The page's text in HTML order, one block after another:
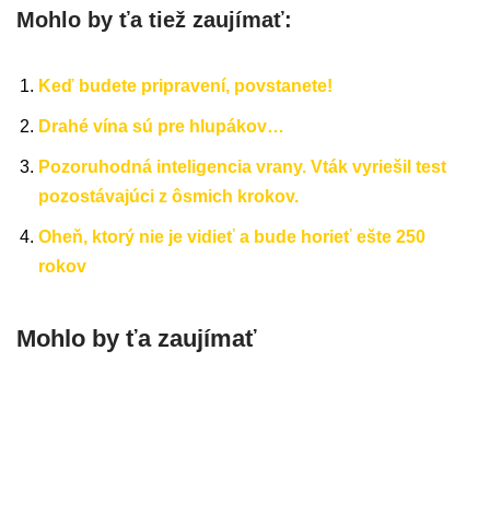
Mohlo by ťa tiež zaujímať:
Keď budete pripravení, povstanete!
Drahé vína sú pre hlupákov…
Pozoruhodná inteligencia vrany. Vták vyriešil test
pozostávajúci z ôsmich krokov.
Oheň, ktorý nie je vidieť a bude horieť ešte 250
rokov
Mohlo by ťa zaujímať